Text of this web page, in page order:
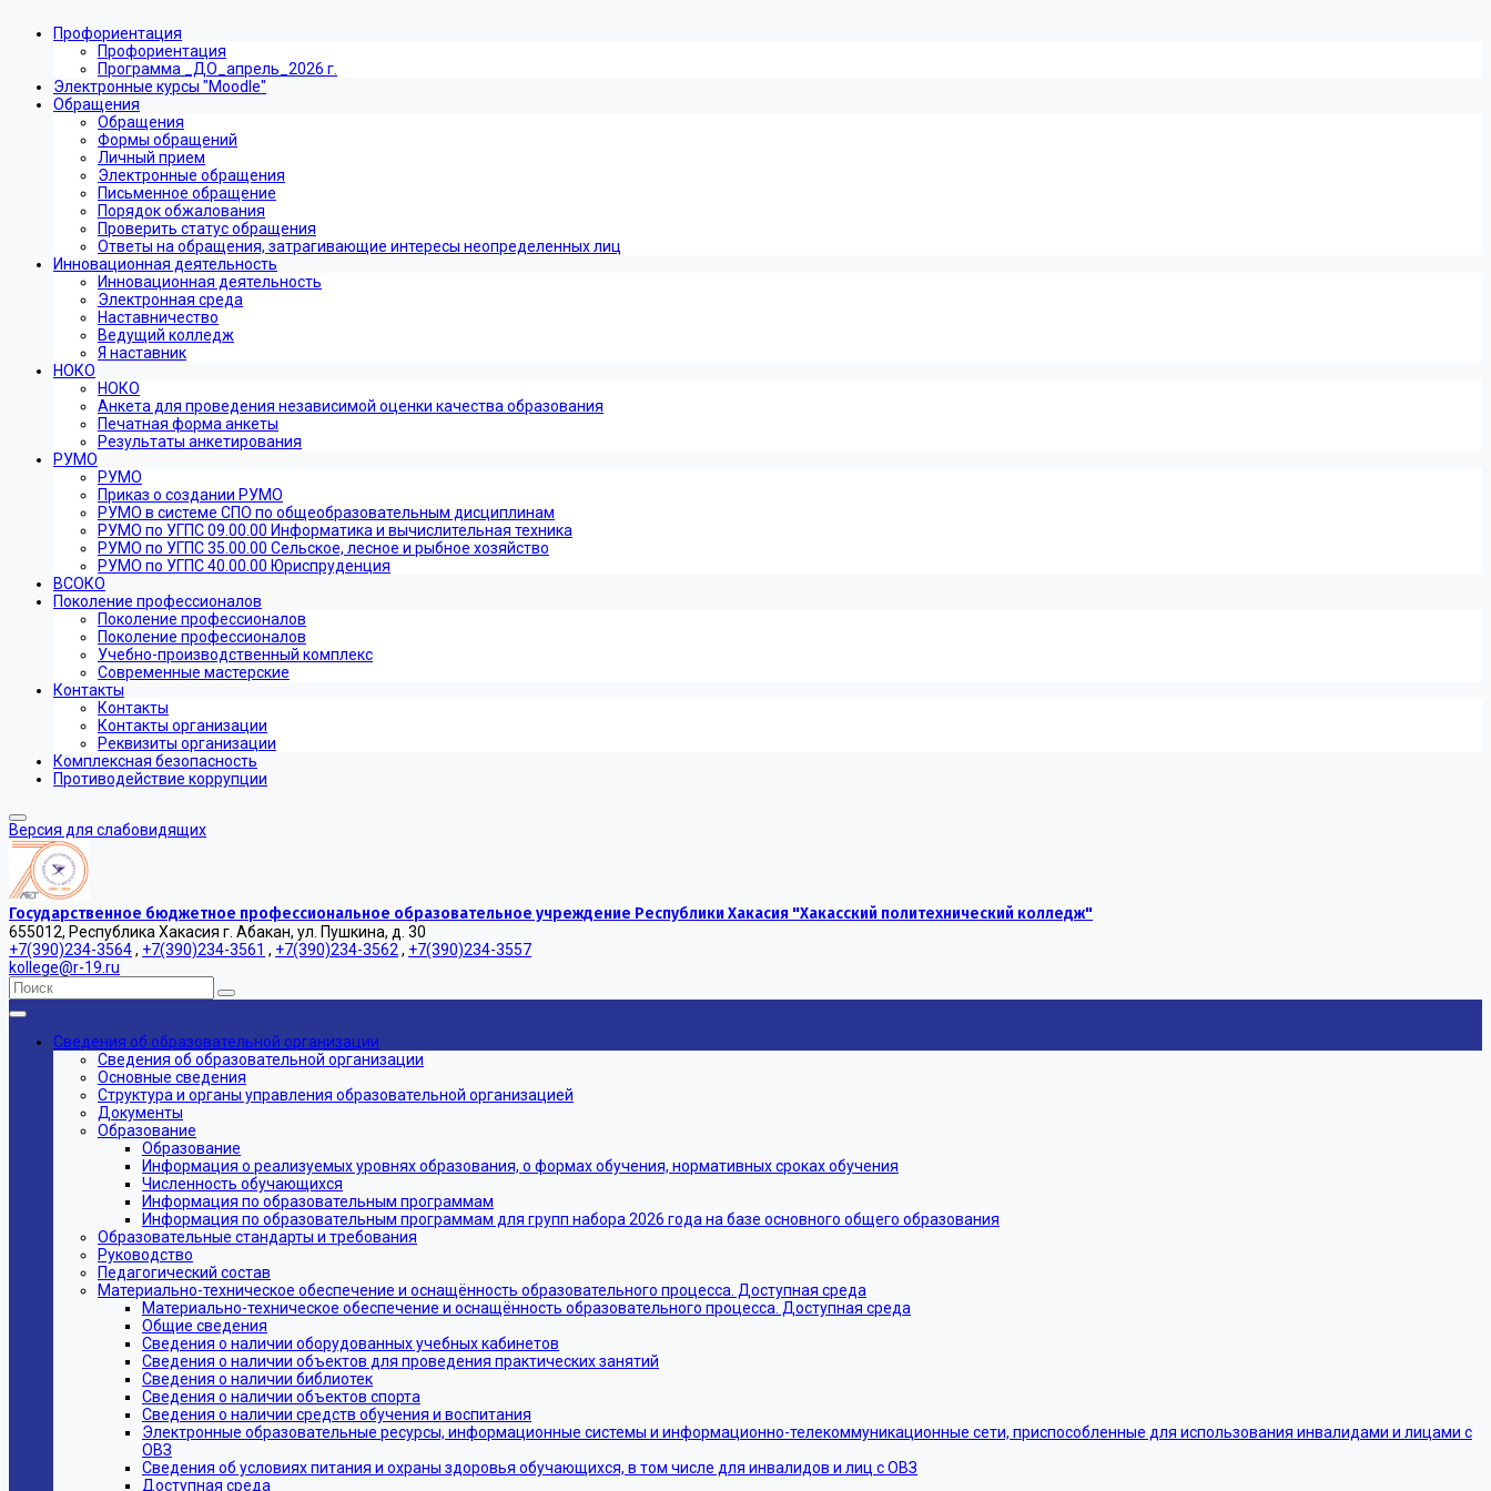
Профориентация
Профориентация
Программа _ДО_апрель_2026 г.
Электронные курсы "Moodle"
Обращения
Обращения
Формы обращений
Личный прием
Электронные обращения
Письменное обращение
Порядок обжалования
Проверить статус обращения
Ответы на обращения, затрагивающие интересы неопределенных лиц
Инновационная деятельность
Инновационная деятельность
Электронная среда
Наставничество
Ведущий колледж
Я наставник
НОКО
НОКО
Анкета для проведения независимой оценки качества образования
Печатная форма анкеты
Результаты анкетирования
РУМО
РУМО
Приказ о создании РУМО
РУМО в системе СПО по общеобразовательным дисциплинам
РУМО по УГПС 09.00.00 Информатика и вычислительная техника
РУМО по УГПС 35.00.00 Сельское, лесное и рыбное хозяйство
РУМО по УГПС 40.00.00 Юриспруденция
ВСОКО
Поколение профессионалов
Поколение профессионалов
Поколение профессионалов
Учебно-производственный комплекс
Современные мастерские
Контакты
Контакты
Контакты организации
Реквизиты организации
Комплексная безопасность
Противодействие коррупции
Версия для слабовидящих
Государственное бюджетное профессиональное образовательное учреждение Республики Хакасия "Хакасский политехнический колледж"
655012, Республика Хакасия г. Абакан, ул. Пушкина, д. 30
+7(390)234-3564, +7(390)234-3561 , +7(390)234-3562 , +7(390)234-3557
kollege@r-19.ru
Сведения об образовательной организации
Сведения об образовательной организации
Основные сведения
Структура и органы управления образовательной организацией
Документы
Образование
Образование
Информация о реализуемых уровнях образования, о формах обучения, нормативных сроках обучения
Численность обучающихся
Информация по образовательным программам
Информация по образовательным программам для групп набора 2026 года на базе основного общего образования
Образовательные стандарты и требования
Руководство
Педагогический состав
Материально-техническое обеспечение и оснащённость образовательного процесса. Доступная среда
Материально-техническое обеспечение и оснащённость образовательного процесса. Доступная среда
Общие сведения
Сведения о наличии оборудованных учебных кабинетов
Сведения о наличии объектов для проведения практических занятий
Сведения о наличии библиотек
Сведения о наличии объектов спорта
Сведения о наличии средств обучения и воспитания
Электронные образовательные ресурсы, информационные системы и информационно-телекоммуникационные сети, приспособленные для использования инвалидами и лицами с
ОВЗ
Сведения об условиях питания и охраны здоровья обучающихся, в том числе для инвалидов и лиц с ОВЗ
Доступная среда